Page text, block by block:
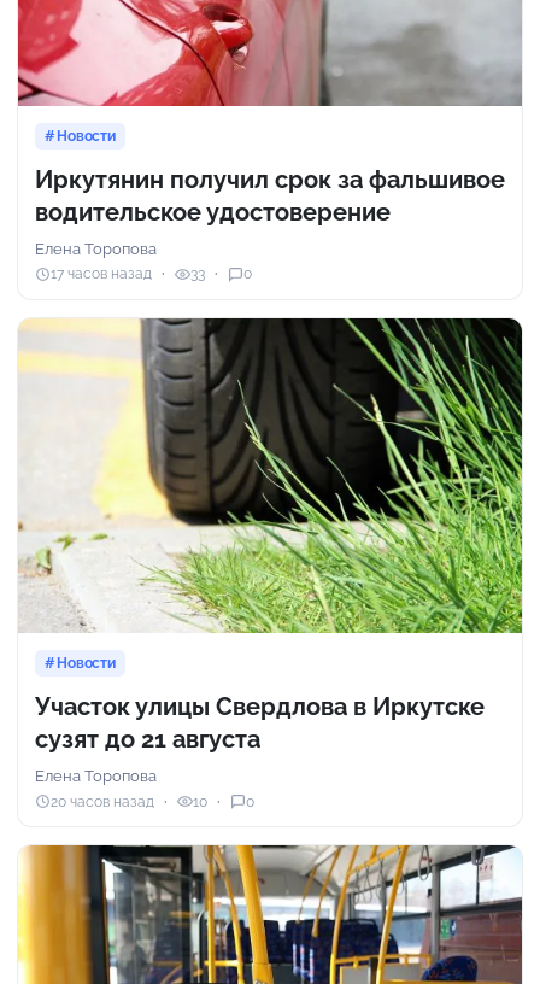
Новости
Иркутянин получил срок за фальшивое
водительское удостоверение
Елена Торопова
17 часов назад 33 0
Новости
Участок улицы Свердлова в Иркутске
сузят до 21 августа
Елена Торопова
20 часов назад 10 0